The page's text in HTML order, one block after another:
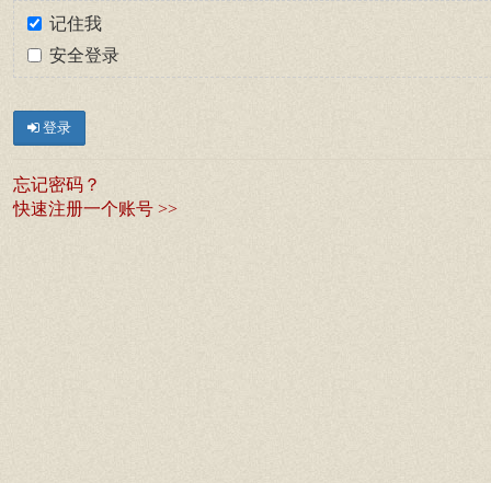
记住我
安全登录
登录
忘记密码？
快速注册一个账号 >>